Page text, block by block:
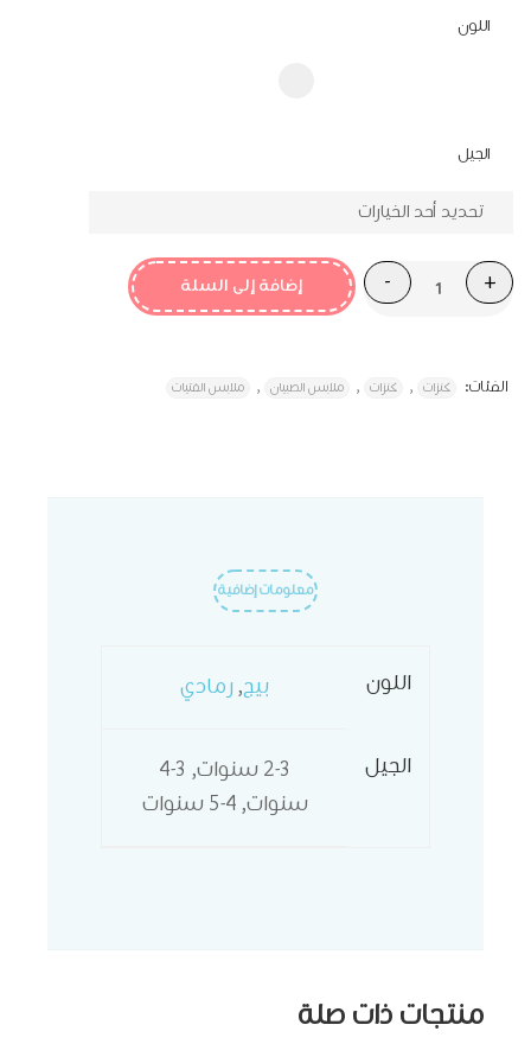
اللون
الجيل
إضافة إلى السلة
الفئات: كنزات , كنزات , ملابس الصبيان , ملابس الفتيات
معلومات إضافية
اللون بيج,رمادي
الجيل
2-3 سنوات, 3-4
سنوات, 4-5 سنوات
منتجات ذات صلة